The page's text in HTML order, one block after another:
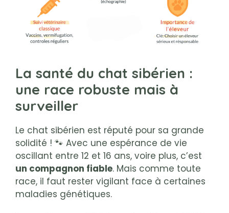
La santé du chat sibérien :
une race robuste mais à
surveiller
Le chat sibérien est réputé pour sa grande
solidité ! 🐾 Avec une espérance de vie
oscillant entre 12 et 16 ans, voire plus, c’est
un compagnon fiable. Mais comme toute
race, il faut rester vigilant face à certaines
maladies génétiques.